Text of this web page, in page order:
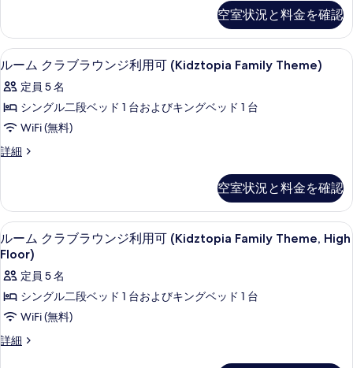
る
Floor)
の
す
べ
て
の
写
を
表
示
す
る
プ
ー
ル
ビ
ュ
ー
(High
す
べ
て
写
真
を
表
プ
ル
ビ
ュ
ー
(High
Floor)
詳
ム
キ
ン
グ
ベ
ッ
ド
(Runway
View,
High
Floor)
の
す
べ
て
ー
ド
ル
ム
キ
グ
ベ
ッ
台
View,
High
Floor)
の
詳
細
空室状況と料金を確認
ル
ー
ム
ク
ラ
ブ
ウ
ン
ジ
利
用
可
(Kidztopia
Family
高級寝具、ピロートップベッド、ミ
7
ルーム クラブラウンジ利用可 (Kidztopia Family Theme)
定員 5 名
シングル二段ベッド 1 台およびキングベッド 1 台
WiFi (無料)
詳細
ル
ラ
ブ
ラ
ウ
ジ
利
可
(Kidztopia
Family
空室状況と料金を確認
ル
ー
ム
ク
ラ
ブ
高級寝具、ピロートップベッド、ミ
5
ルーム クラブラウンジ利用可 (Kidztopia Family Theme, High
Floor)
定員 5 名
シングル二段ベッド 1 台およびキングベッド 1 台
WiFi (無料)
詳細
ル